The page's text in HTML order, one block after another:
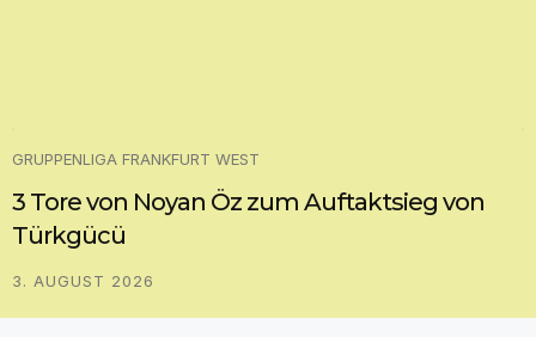
GRUPPENLIGA FRANKFURT WEST
3 Tore von Noyan Öz zum Auftaktsieg von
Türkgücü
3. AUGUST 2026